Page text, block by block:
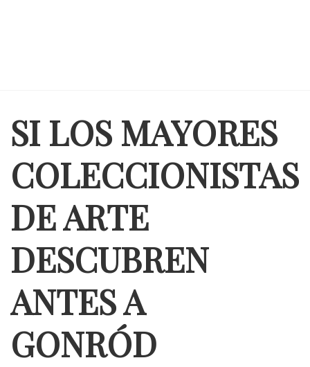
SI LOS MAYORES
COLECCIONISTAS
DE ARTE
DESCUBREN
ANTES A
GONRÓD